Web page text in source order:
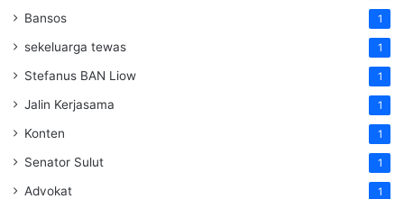
Bansos 1
sekeluarga tewas 1
Stefanus BAN Liow 1
Jalin Kerjasama 1
Konten 1
Senator Sulut 1
Advokat 1